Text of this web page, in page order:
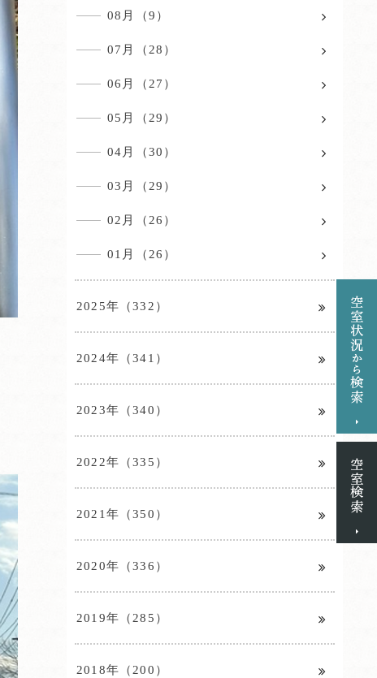
08月（9）
07月（28）
06月（27）
05月（29）
04月（30）
03月（29）
02月（26）
01月（26）
2025年（332）
2024年（341）
2023年（340）
2022年（335）
2021年（350）
2020年（336）
2019年（285）
2018年（200）